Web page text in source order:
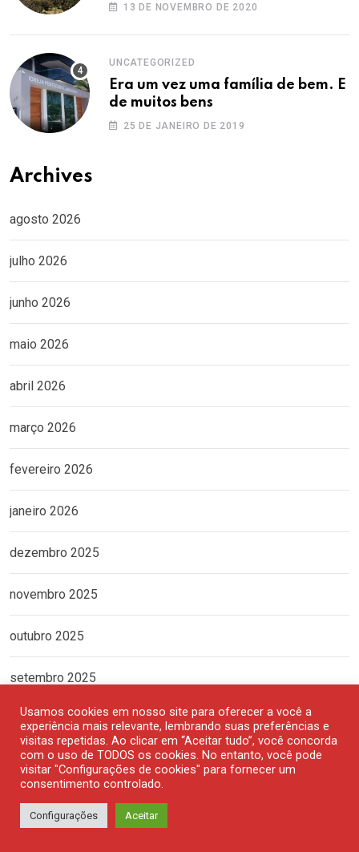
13 DE NOVEMBRO DE 2020
UNCATEGORIZED
Era um vez uma família de bem. E
de muitos bens
25 DE JANEIRO DE 2019
Archives
agosto 2026
julho 2026
junho 2026
maio 2026
abril 2026
março 2026
fevereiro 2026
janeiro 2026
dezembro 2025
novembro 2025
outubro 2025
setembro 2025
agosto 2025
julho 2025
junho 2025
Usamos cookies em nosso site para oferecer a você a
experiência mais relevante, lembrando suas preferências e
visitas repetidas. Ao clicar em “Aceitar tudo”, você concorda
com o uso de TODOS os cookies. No entanto, você pode
visitar "Configurações de cookies" para fornecer um
consentimento controlado.
Configurações Aceitar